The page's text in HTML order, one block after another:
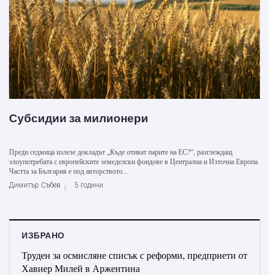
Субсидии за милионери
Преди седмица излезе докладът „Къде отиват парите на ЕС?“, разглеждащ
злоупотребата с европейските земеделски фондове в Централна и Източна Европа.
Частта за България е под авторството...
Димитър Събев
5 години
ИЗБРАНО
Труден за осмисляне списък с реформи, предприети от
Хавиер Милей в Аржентина